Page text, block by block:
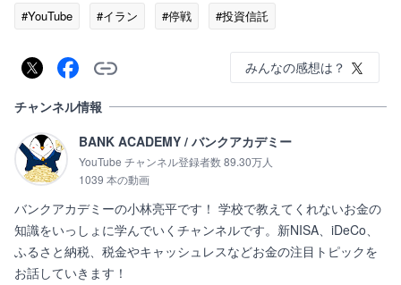
#YouTube
#イラン #停戦 #投資信託
みんなの感想は？
チャンネル情報
BANK ACADEMY / バンクアカデミー
YouTube チャンネル登録者数 89.30万人
1039 本の動画
バンクアカデミーの小林亮平です！ 学校で教えてくれないお金の
知識をいっしょに学んでいくチャンネルです。新NISA、iDeCo、
ふるさと納税、税金やキャッシュレスなどお金の注目トピックを
お話していきます！